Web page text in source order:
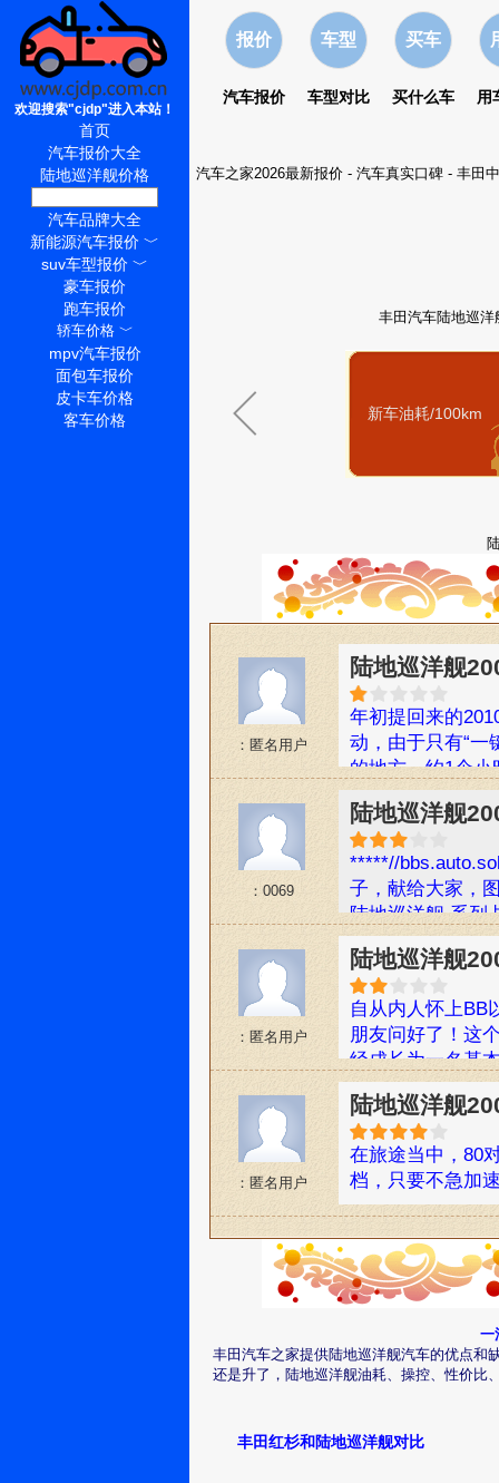
报价
汽车报价
车型
车型对比
买车
买什么车 用
汽车之家2026最新报价- 汽车真实口碑- 丰田
丰田汽车陆地巡
新车油耗/100km
：匿名用户
陆地巡洋舰
年初提回来的
动，由于只有“一
的地方，约1个小
检查了一下，车
线电信号干扰所
比如电信大楼附
多这款车都有这
不知道这些人是
都不敢开车出去
外，听4s的人说
停在一起，当一
（这点没亲身体
干扰引起的，并
是多发动几次。
是我的问题了，
有就是客服，真
解释不满意，要
并问我稍后给我
话，僵持了大概
话就撂了，分明
而不能发动的事
：0069
陆地巡洋舰
*****//
子，献给大家，
陆地巡洋舰 系列
着长安之星去西
*****//****xici.net/
06-29 16:38 编
：匿名用户
陆地巡洋舰
自从内人怀上BB
朋友问好了！这
经成长为一名基
庭带来太多的便
劳顿，我也省了
小波让我当天及
则她可能已经瘫
这一年，一共两
都不严重，都是
好像8折不到，共
前几天回成都老
高速上最高开到
前段时间，发现
拨，听说不会爆
：匿名用户
陆地巡洋舰
在旅途当中，80
档，只要不急加
一
丰田汽车之家提供陆地巡洋舰汽车的优点和
还是升了，陆地巡洋舰油耗、操控、性价比
丰田红杉和陆地巡洋舰对比
欢迎搜索"cjdp"进入本站！
首页
汽车报价大全
陆地巡洋舰价格
汽车品牌大全
新能源汽车报价 ﹀
suv车型报价 ﹀
豪车报价
跑车报价
轿车价格﹀
mpv汽车报价
面包车报价
皮卡车价格
客车价格